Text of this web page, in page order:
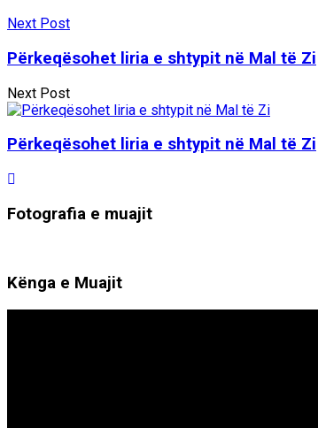
Next Post
Përkeqësohet liria e shtypit në Mal të Zi
Next Post
Përkeqësohet liria e shtypit në Mal të Zi
Fotografia e muajit
Kënga e Muajit